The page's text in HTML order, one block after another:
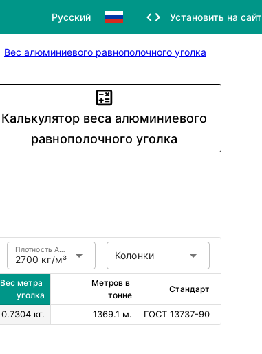
Русский Установить на сайт
Вес алюминиевого равнополочного уголка
Калькулятор веса алюминиевого
равнополочного уголка
2700 кг/м³
Плотность Алюминий Колонки
Вес метра
уголка
Метров в
тонне
Стандарт
0.7304 кг. 1369.1 м. ГОСТ 13737-90